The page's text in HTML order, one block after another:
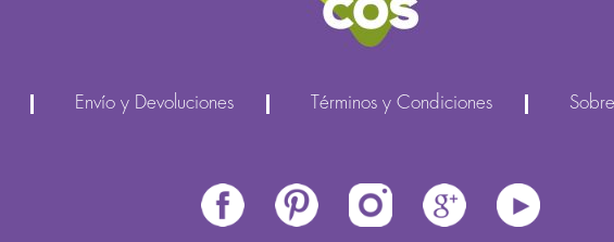
Envío y Devoluciones Términos y Condiciones